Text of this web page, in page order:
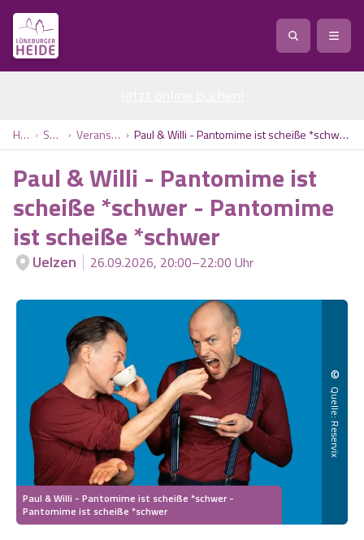
Service
Region / Orte
Veranstaltungen
Karte
Heideflächen
Freizeitparks
Vital Urlaub
Städte
Natur
Natur
Heideblüte
Naturpark Lüneburger Heide
Naturpark Südheide
Naturerlebnis im Frühling
Naturerlebnis im Sommer
Naturerlebnis im Herbst
Erlebnis
Barfußpark Egestorf
Quad Bahn Bispingen
Kletterparks
Designer Outlet Soltau
Abenteuerlabyrinth
Vital
Wellness
Thermen
Vegan, Fasten & Co.
Gesund & Fit
Balance
Stadt
Die Hansestadt Lüneburg
Sehenswürdigkeiten Lüneburg
Shopping Lüneburg
Kulinarisches Lüneburg
Barriere­freiheits-Einstell­ungen
Hoher Kontrast Modus:
Schriftgröße: A A
Anreise Abreise
Ort
Personen Kinder
Suchen
Home Service Veranstaltungen Paul & Willi - Pantomime ist scheiße *schwer - Pantomime ist scheiße *schwer
Paul & Willi - Pantomime ist
scheiße *schwer - Pantomime
ist scheiße *schwer
Uelzen 26.09.2026, 20:00–22:00 Uhr
Paul & Willi - Pantomime ist scheiße *schwer -
Pantomime ist scheiße *schwer
©
Quelle: Reservix